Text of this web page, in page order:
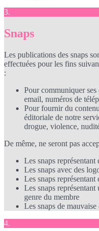
3.
Snaps
Les publications des snaps
effectuées pour les fins
:
Pour communiquer ses
email, numéros de
Pour fournir du
éditoriale de notre
drogue, violence,
De même, ne seront pas
Les snaps représentant
Les snaps avec des
Les snaps représentant
Les snaps
genre du membre
Les snaps de
4.